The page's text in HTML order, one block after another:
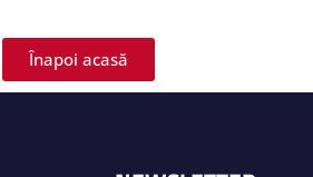
Înapoi acasă